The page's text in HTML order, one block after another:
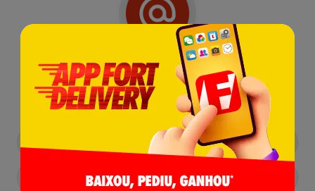
Receba nossas Novidades,
Lançamentos e Promoções!